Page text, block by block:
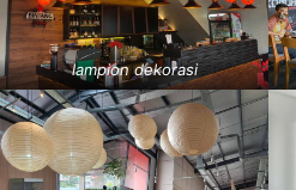
lampion dekorasi